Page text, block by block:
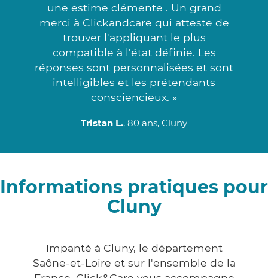
une estime clémente . Un grand
merci à Clickandcare qui atteste de
trouver l'appliquant le plus
compatible à l'état définie. Les
réponses sont personnalisées et sont
intelligibles et les prétendants
consciencieux. »
Tristan L., 80 ans, Cluny
Informations pratiques pour
Cluny
Impanté à Cluny, le département
Saône-et-Loire et sur l'ensemble de la